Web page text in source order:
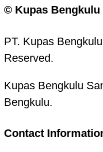
© Kupas Bengkulu
PT. Kupas
Reserved.
Kupas Bengkulu
Bengkulu.
Contact